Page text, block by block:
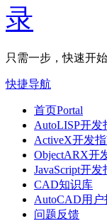
只需一步，快速开始
快捷导航
首页Portal
AutoLISP开发
ActiveX开发
ObjectARX开
JavaScript开发
CAD知识库
AutoCAD用户
问题反馈